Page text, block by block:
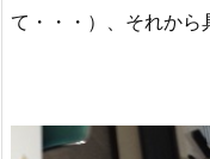
て・・・）、それから